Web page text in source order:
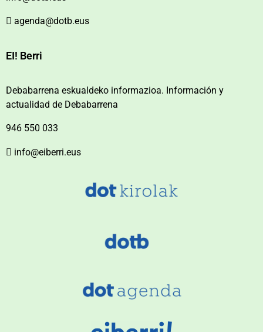
agenda@dotb.eus
EI! Berri
Debabarrena eskualdeko informazioa. Información y
actualidad de Debabarrena
946 550 033
info@eiberri.eus